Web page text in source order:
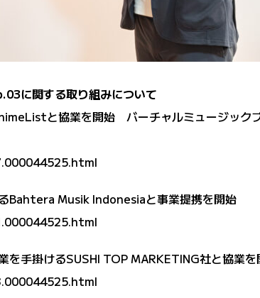
に関する取り組みについて
と協業を開始 バーチャルミュージック
Bahtera Musik Indonesiaと事業提携を開始
を手掛けるSUSHI TOP MARKETING社と協業を